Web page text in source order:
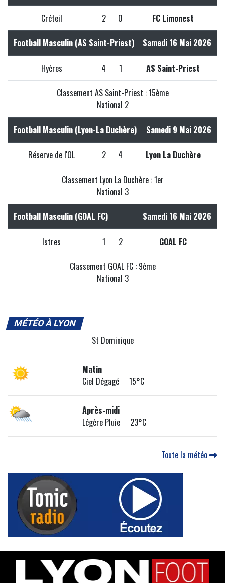
Créteil 2 0 FC Limonest
Football Masculin (AS Saint-Priest) Samedi 16 Mai 2026
Hyères 4 1 AS Saint-Priest
Classement AS Saint-Priest : 15ème
National 2
Football Masculin (Lyon-La Duchère) Samedi 9 Mai 2026
Réserve de l'OL 2 4 Lyon La Duchère
Classement Lyon La Duchère : 1er
National 3
Football Masculin (GOAL FC) Samedi 16 Mai 2026
Istres 1 2 GOAL FC
Classement GOAL FC : 9ème
National 3
MÉTÉO À LYON
St Dominique
Matin
Ciel Dégagé 15°C
Après-midi
Légère Pluie 23°C
Toute la météo